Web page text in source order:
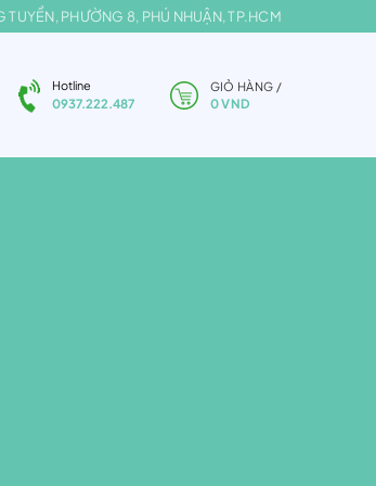
PHƯỜNG 8, PHÚ NHUẬN, TP.HCM
Hotline
0937.222.487
GIỎ HÀNG /
0VND